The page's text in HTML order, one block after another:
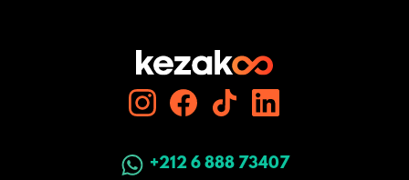
+212 6 888 73407